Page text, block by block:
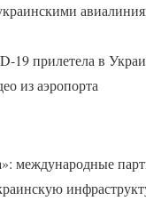
19 прилетела в
из аэропорта
международные